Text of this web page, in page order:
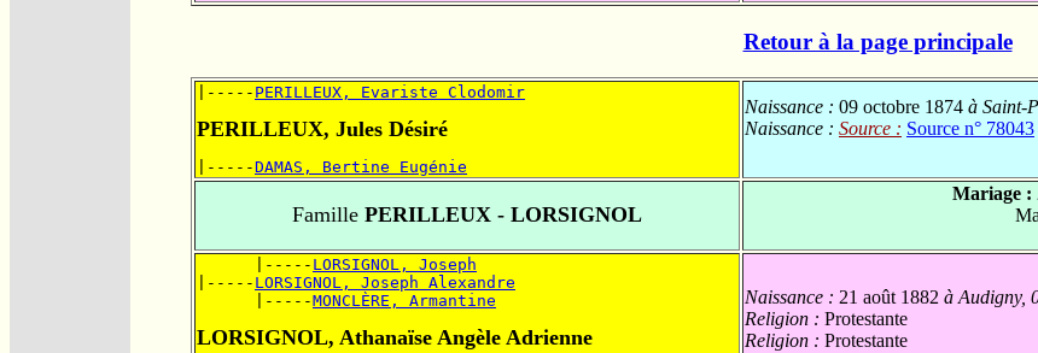
Retour à la page principale
|----- PERILLEUX, Evariste Clodomir
PERILLEUX, Jules Désiré
|-----DAMAS, Bertine Eugénie
Naissance : 09 octobre 1874 à Saint-
Naissance : Source : Source n° 78043
Famille PERILLEUX - LORSIGNOL
Mariage :
      |-----
LORSIGNOL, Joseph
|----- LORSIGNOL, Joseph Alexandre
      |-----
MONCLÈRE, Armantine
LORSIGNOL, Athanaïse Angèle Adrienne
Naissance : 21 août 1882 à Audigny,
Religion : Protestante
Religion : Protestante